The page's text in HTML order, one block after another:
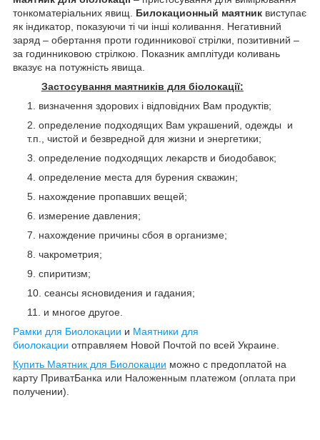
тонкоматеріальних явищ. Билокационный маятник виступає
як індикатор, показуючи ті чи інші коливання. Негативний
заряд – обертання проти годинникової стрілки, позитивний –
за годинниковою стрілкою. Показник амплітуди коливань
вказує на потужність явища.
Застосування маятників для біолокації:
визначення здорових і відповідних Вам продуктів;
определение подходящих Вам украшений, одежды и
т.п., чистой и безвредной для жизни и энергетики;
определение подходящих лекарств и биодобавок;
определение места для бурения скважин;
нахождение пропавших вещей;
измерение давления;
нахождение причины сбоя в организме;
чакрометрия;
спиритизм;
сеансы ясновидения и гадания;
и многое другое.
Рамки для Биолокации и Маятники для
биолокации отправляем Новой Почтой по всей Украине.
Купить Маятник для Биолокации можно с предоплатой на
карту ПриватБанка или Наложенным платежом (оплата при
получении).